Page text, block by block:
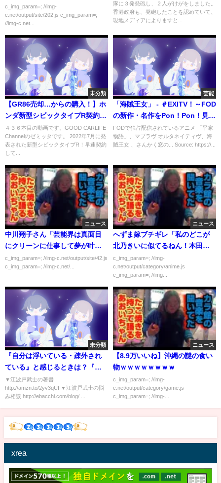
c_img_param=; //img-
c.net/output/site/202.js c_img_param=;
//img-c.net...
隊に３発発砲し、２人がけがをしました。
香港政府も、発砲したことを認めていて、
現地メディアによりますと...
未分類
【GR86売却…からの購入！】ホ
ンダ新型シビックタイプR契約
編！超話題のスポーツカーは一
体いくらで買える！？【HONDA
NEW CIVIC TYPE R 2023】
４３６本目の動画です。GOOD CARLIFE
Channelのゼミッタです。 2022年7月に発
表された新型シビックタイプR！早速契約
して...
芸能
「海賊王女」 - ＃EXITV！～FOD
の新作・名作をPon！Pon！見せ
まくり！～（フジテレビ）
FODで独占配信されているアニメ 「平家
物語」、マブラヴ オルタネイティヴ、海
賊王女 、さんかく窓の... Source: https://...
ニュース
中川翔子さん「芸能界は真面目
にクリーンに仕事して夢が叶う
世界！」
c_img_param=; //img-c.net/output/site/42.js
c_img_param=; //img-c.net/...
ニュース
へずま嫁ブチギレ「私のどこが
北乃きいに似てるねん！本田翼
やろ？」
c_img_param=; //img-
c.net/output/category/anime.js
c_img_param=; //img...
未分類
『自分は浮いている・疎外され
ている』と感じるときは？『形
だけのつながり』を求めてはい
けない！
▼江波戸武士の著書
http://amzn.to/2yv3qUI ▼江波戸武士の悩
み相談 http://ebacchi.com/blog/ ...
ニュース
【8.9万いいね】沖縄の謎の食い
物ｗｗｗｗｗｗｗｗ
c_img_param=; //img-
c.net/output/category/game.js
c_img_param=; //img-...
xrea